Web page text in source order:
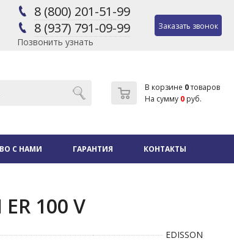
8 (800) 201-51-99
8 (937) 791-09-99
Позвонить узнать
Заказать звонок
В корзине 0товаров
На сумму 0 руб.
С НАМИ ГАРАНТИЯ КОНТАКТЫ
100 V
EDISSON